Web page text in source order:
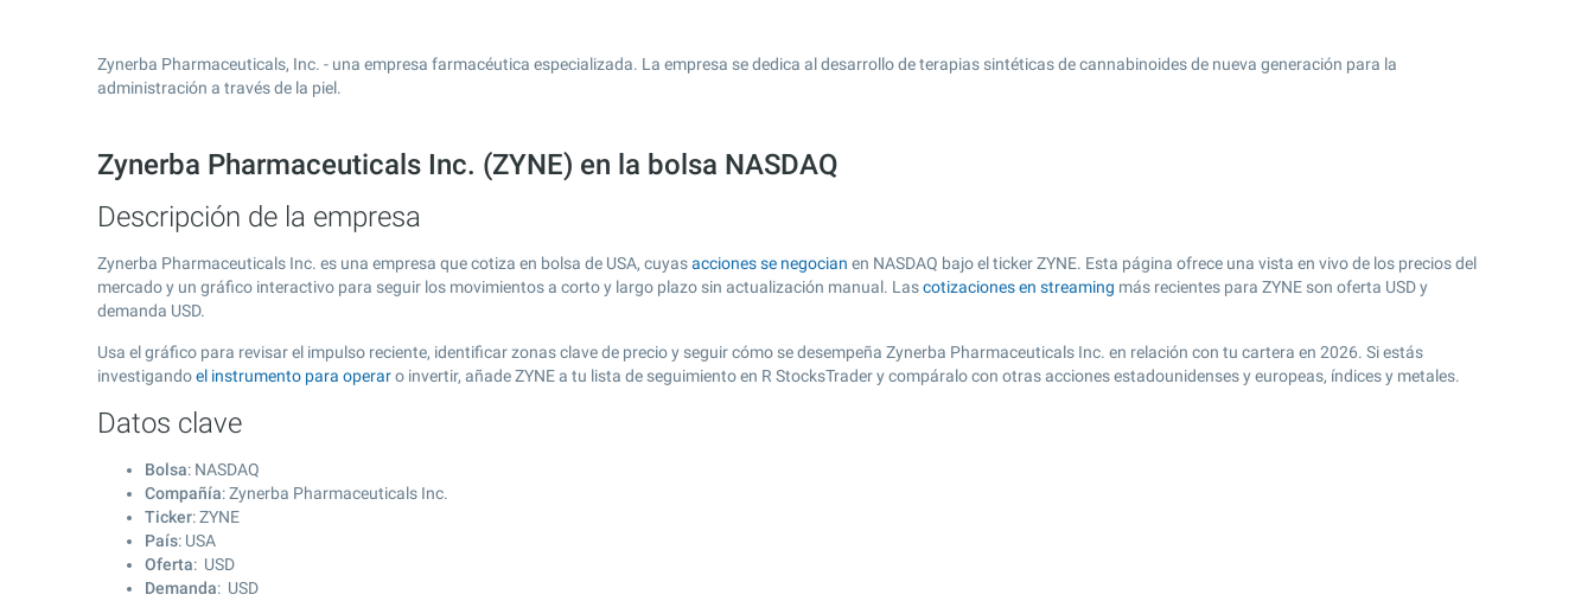
Zynerba Pharmaceuticals, Inc. - una empresa farmacéutica especializada. La empresa se dedica al desarrollo de terapias sintéticas de cannabinoides de nueva generación para la
administración a través de la piel.
Zynerba Pharmaceuticals Inc. (ZYNE) en la bolsa NASDAQ
Descripción de la empresa
Zynerba Pharmaceuticals Inc. es una empresa que cotiza en bolsa de USA, cuyasacciones se negocian en NASDAQ bajo el ticker ZYNE. Esta página ofrece una vista en vivo de los precios del
mercado y un gráfico interactivo para seguir los movimientos a corto y largo plazo sin actualización manual. Lascotizaciones en streaming más recientes para ZYNE son oferta USD y
demanda USD.
Usa el gráfico para revisar el impulso reciente, identificar zonas clave de precio y seguir cómo se desempeña Zynerba Pharmaceuticals Inc. en relación con tu cartera en 2026. Si estás
investigandoel instrumento para operaro invertir, añade ZYNE a tu lista de seguimiento en R StocksTrader y compáralo con otras acciones estadounidenses y europeas, índices y metales.
Datos clave
Bolsa: NASDAQ
Compañía: Zynerba Pharmaceuticals Inc.
Ticker: ZYNE
País: USA
Oferta: USD
Demanda: USD